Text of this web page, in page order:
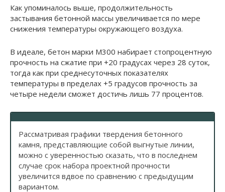
Как упоминалось выше, продолжительность
застывания бетонной массы увеличивается по мере
снижения температуры окружающего воздуха.
В идеале, бетон марки М300 набирает стопроцентную
прочность на сжатие при +20 градусах через 28 суток,
тогда как при среднесуточных показателях
температуры в пределах +5 градусов прочность за
четыре недели сможет достичь лишь 77 процентов.
Рассматривая графики твердения бетонного
камня, представляющие собой выгнутые линии,
можно с уверенностью сказать, что в последнем
случае срок набора проектной прочности
увеличится вдвое по сравнению с предыдущим
вариантом.